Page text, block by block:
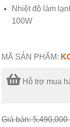
Nhiệt độ làm
100W
MÃ SẢN PHẨM:
Hỗ trợ mua
Giá bán: 5,490,000